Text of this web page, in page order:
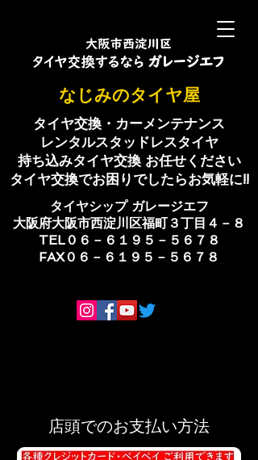
​なじみのタイヤ屋
タイヤ交換・カーメンテナンス
レンタルスタッドレスタイヤ
持ち込みタイヤ交換 お任せください
​タイヤ交換でお困りでしたらお気軽に!!
​タイヤシップ ​ガレージエフ
大阪府大阪市西淀川区福町３丁目４－８
TEL０６－６１９５－５６７８
​FAX０６－６１９５－５６７８
店頭でのお支払い方法